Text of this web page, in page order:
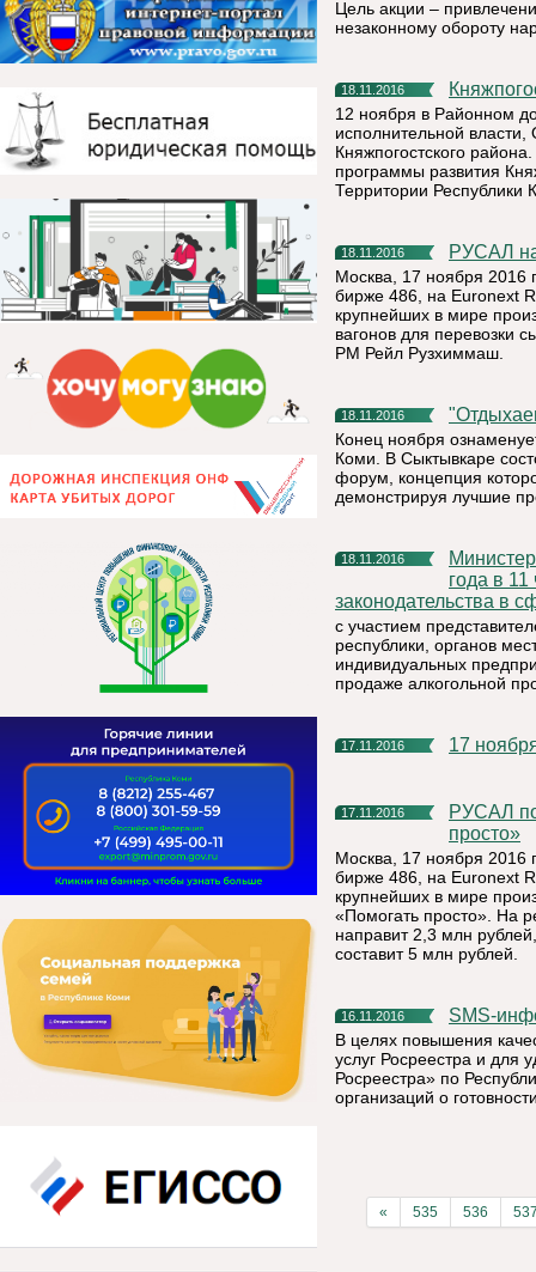
Цель акции –
незаконному обороту
18.11.2016
12 ноября в Районном
исполнительной
Княжпогостского
программы развития
Территории Республики
18.11.2016 РУСАЛ
Москва, 17 ноября 2016
бирже 486, на Euronext
крупнейших в мире
вагонов для перевозки
РМ Рейл Рузхиммаш.
18.11.2016
Конец ноября
Коми. В Сыктывкаре
форум, концепция
демонстрируя лучшие
18.11.2016
Министерство экономики Республики Коми 29 ноября 2016
года в
законодательства в
с участием
республики, органов
индивидуальных
продаже алкогольной
17.11.2016 17
17.11.2016
РУСАЛ подвел итоги грантового конкурса «Помогать
просто»
Москва, 17 ноября 2016
бирже 486, на Euronext
крупнейших в мире
«Помогать просто». На
направит 2,3 млн
составит 5 млн рублей.
16.11.2016 SMS-
В целях повышения
услуг Росреестра и для
Росреестра» по
организаций о
« 535 536